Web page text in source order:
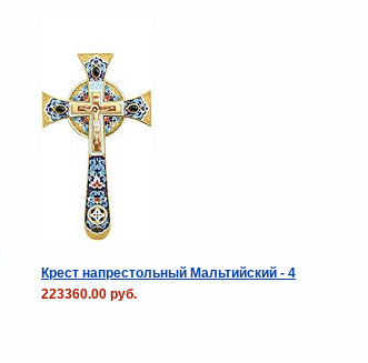
Крест напрестольный Мальтийский - 4
223360.00 руб.